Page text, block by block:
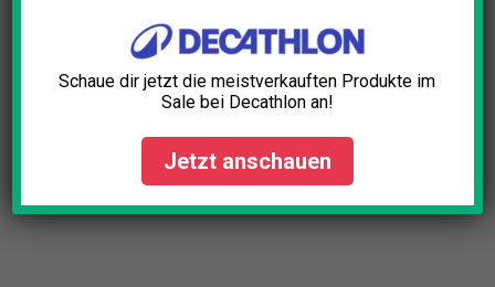
Campingkocher Benzin Test:
Die 5 besten (Bestenliste)
April 7, 2025
Schaue dir jetzt die meistverkauften Produkte im
Sale bei Decathlon an!
Jetzt anschauen